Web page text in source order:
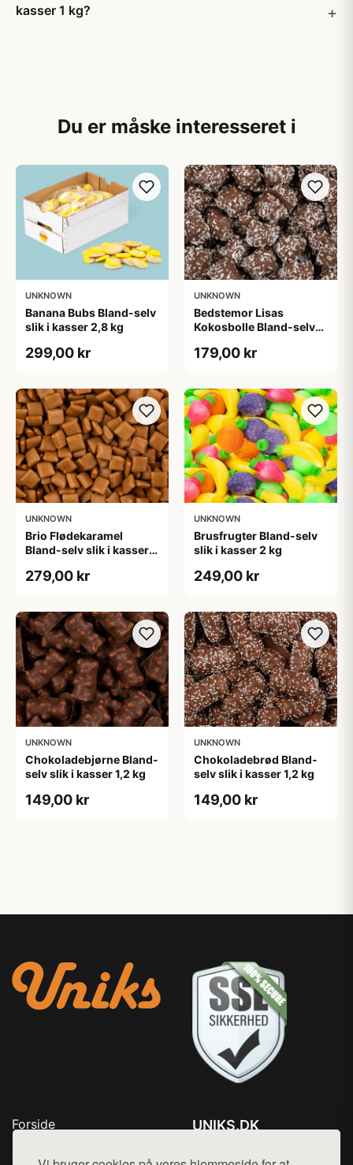
kasser 1 kg?
Du er måske interesseret i
UNKNOWN
Banana Bubs Bland-selv
slik i kasser 2,8 kg
299,00 kr
UNKNOWN
Bedstemor Lisas
Kokosbolle Bland-selv
179,00 kr
UNKNOWN
Brio Flødekaramel
Bland-selv slik i kasser 2
279,00 kr
UNKNOWN
Brusfrugter Bland-selv
slik i kasser 2 kg
249,00 kr
UNKNOWN
Chokoladebjørne Bland-
selv slik i kasser 1,2 kg
149,00 kr
UNKNOWN
Chokoladebrød Bland-
selv slik i kasser 1,2 kg
149,00 kr
Forside
Top Rabatter
UNIKS.DK